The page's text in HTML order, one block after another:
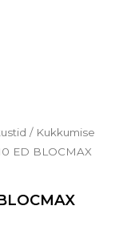
/ Kukkumise
ED BLOCMAX